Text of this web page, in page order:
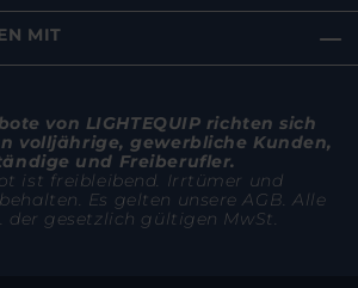
MIT
von LIGHTEQUIP richten sich
volljährige, gewerbliche Kunden,
und Freiberufler.
ist freibleibend. Irrtümer und
Es gelten unsere AGB. Alle
der gesetzlich gültigen MwSt.